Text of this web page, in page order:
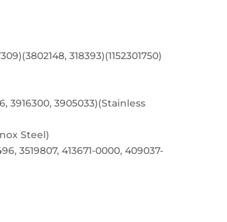
318393)(1152301750)
3916300, 3905033)(Stainless
Steel)
3519807, 413671-0000, 409037-